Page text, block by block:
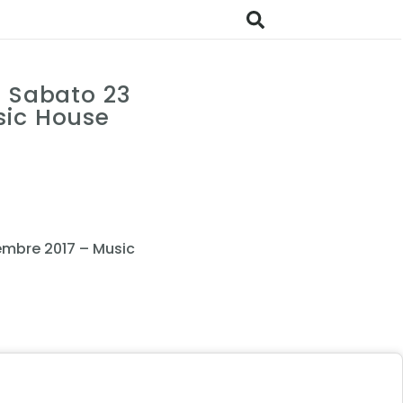
23
House
2017 – Music